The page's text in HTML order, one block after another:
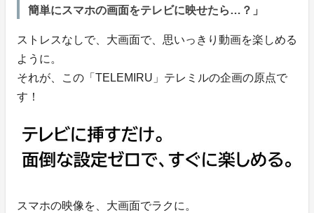
簡単にスマホの画面をテレビに映せたら…？」
ストレスなしで、大画面で、思いっきり動画を楽しめる
ように。
それが、この「TELEMIRU」テレミルの企画の原点で
す！
スマホの映像を、大画面でラクに。